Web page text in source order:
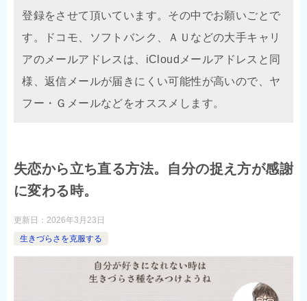
登録をさせて頂いています。その中でお願いごとで
す。ドコモ、ソフトバンク、ＡＵなどの大手キャリ
アのメールアドレスは、iCloudメールアドレスと同
様、返信メールが届きにくい可能性が高いので、ヤ
フー・Ｇメールなどをオススメします。
失恋から立ち直る方法。自分の捉え方が感謝
に変わる時。
更新日： 2026年3月23日
生きづらさを克服する